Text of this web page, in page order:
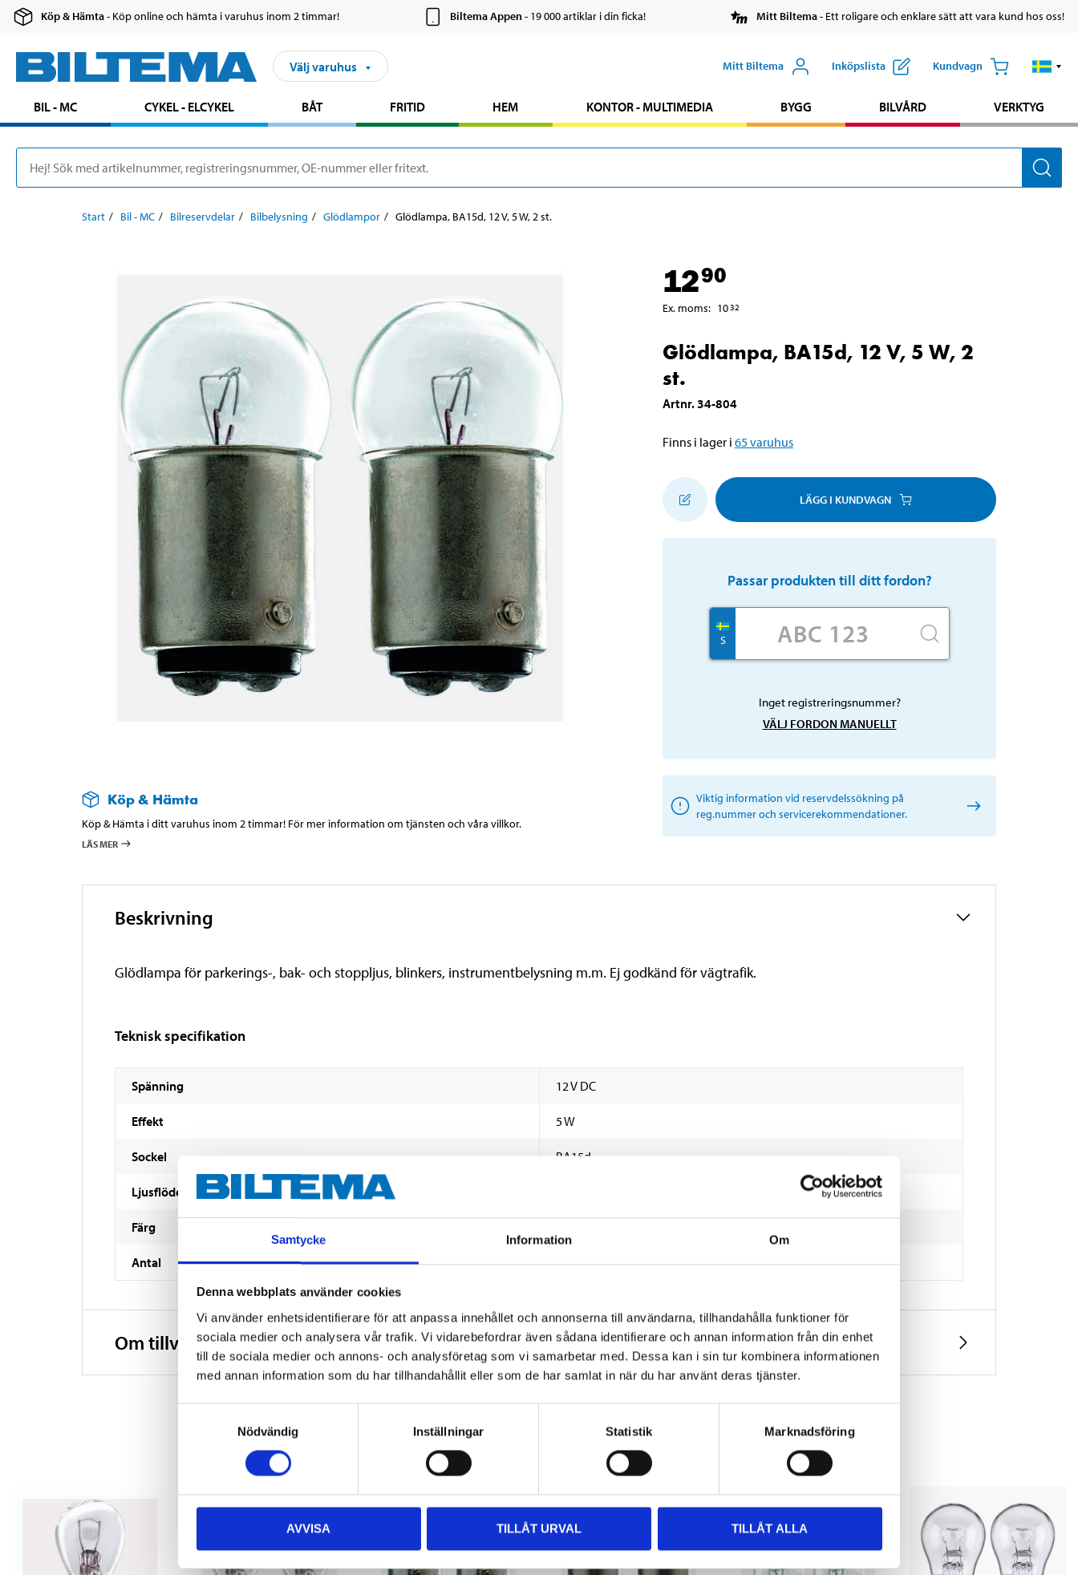
Samtycke Information Om
Denna webbplats använder cookies
Vi använder enhetsidentifierare för att anpassa innehållet och annonserna till användarna, tillhandahålla funktioner för
sociala medier och analysera vår trafik. Vi vidarebefordrar även sådana identifierare och annan information från din enhet
till de sociala medier och annons- och analysföretag som vi samarbetar med. Dessa kan i sin tur kombinera informationen
med annan information som du har tillhandahållit eller som de har samlat in när du har använt deras tjänster.
Nödvändig
Inställningar Statistik Marknadsföring
AVVISA TILLÅT URVAL TILLÅT ALLA
Köp & Hämta- Köp online och hämta i varuhus inom 2 timmar! Biltema Appen- 19 000 artiklar i din ficka! Mitt Biltema- Ett roligare och enklare sätt att vara kund hos oss!
Välj varuhus Mitt Biltema Inköpslista Kundvagn
BIL - MC CYKEL - ELCYKEL BÅT FRITID HEM KONTOR - MULTIMEDIA BYGG BILVÅRD VERKTYG
Start Bil - MC Bilreservdelar Bilbelysning Glödlampor Glödlampa, BA15d, 12 V, 5 W, 2 st.
Köp & Hämta
Köp & Hämta i ditt varuhus inom 2 timmar! För mer information om tjänsten och våra villkor.
LÄS MER
1290
Ex. moms: 1032
Glödlampa, BA15d, 12 V, 5 W, 2
st.
Artnr.34-804
Finns i lager i 65varuhus
LÄGG I KUNDVAGN
Passar produkten till ditt fordon?
S
Inget registreringsnummer?
VÄLJ FORDON MANUELLT
Viktig information vid reservdelssökning på
reg.nummer och servicerekommendationer.
Beskrivning
Glödlampa för parkerings-, bak- och stoppljus, blinkers, instrumentbelysning m.m. Ej godkänd för vägtrafik.
Teknisk specifikation
Spänning 12 V DC
Effekt 5 W
Sockel BA15d
Ljusflöde
Färg
Antal 2 st.
Om tillverkaren
Andra kunder köpte också